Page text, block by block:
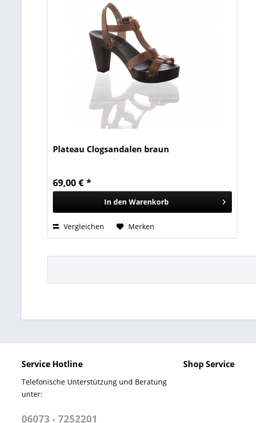
Plateau Clogsandalen braun
69,00 € *
In den Warenkorb
Vergleichen Merken
Service Hotline
Telefonische Unterstützung und Beratung
unter:
06073 - 7252201
Shop Service